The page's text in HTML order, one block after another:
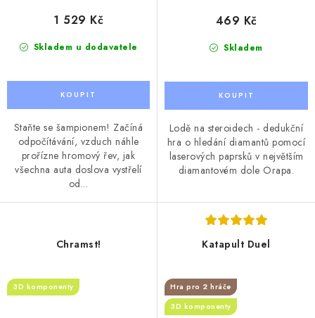
Skladem u dodavatele
1 529 Kč
Staňte se šampionem! Začíná
odpočítávání, vzduch náhle
prořízne hromový řev, jak
všechna auta doslova vystřelí
od...
Skladem
469 Kč
Lodě na steroidech - dedukční
hra o hledání diamantů pomocí
laserových paprsků v největším
diamantovém dole Orapa.
Chramst!
3D komponenty
Katapult Duel
Hra pro 2 hráče
3D komponenty